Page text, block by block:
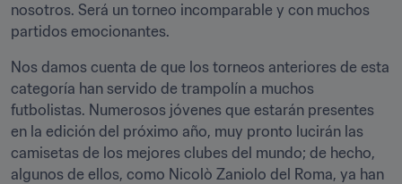
nosotros. Será un torneo incomparable y con muchos
partidos emocionantes.
Nos damos cuenta de que los torneos anteriores de esta
categoría han servido de trampolín a muchos
futbolistas. Numerosos jóvenes que estarán presentes
en la edición del próximo año, muy pronto lucirán las
camisetas de los mejores clubes del mundo; de hecho,
algunos de ellos, como Nicolò Zaniolo del Roma, ya han